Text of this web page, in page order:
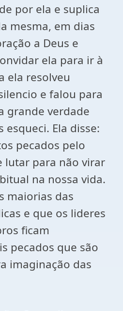
por ela e suplica
mesma, em dias
a Deus e
ela para ir à
ela resolveu
e falou para
grande verdade
esqueci. Ela disse:
pecados pelo
lutar para não virar
na nossa vida.
maiorias das
e que os lideres
ficam
pecados que são
imaginação das